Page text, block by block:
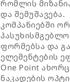
რომლის
და შემუშავება.
კომპანიებში
ფორმებსა და
ელემენტების
One Point
ნაკადების